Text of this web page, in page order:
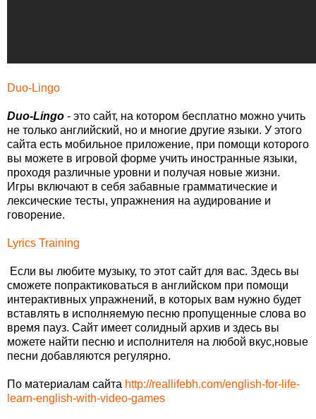
Duo-Lingo
Duo-Lingo - это сайт, на котором бесплатно можно учить
не только английский, но и многие другие языки. У этого
сайта есть мобильное приложение, при помощи которого
вы можете в игровой форме учить иностранные языки,
проходя различные уровни и получая новые жизни.
Игры включают в себя забавные грамматические и
лексические тесты, упражнения на аудирование и
говорение.
Lyrics Training
Ecли вы любите музыку, то этот сайт для вас. Здесь вы
сможете попрактиковаться в английском при помощи
интерактивных упражнений, в которых вам нужно будет
вставлять в исполняемую песню пропущенные слова во
время пауз. Сайт имеет солидный архив и здесь вы
можете найти песню и исполнителя на любой вкус,новые
песни добавляются регулярно.
По материалам сайта http://reallifebh.com/english-for-life-
learn-english-with-video-games